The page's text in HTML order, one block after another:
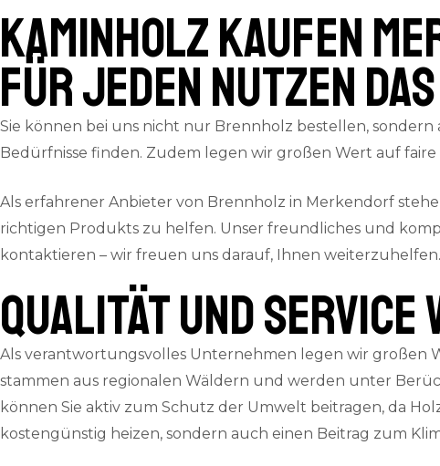
Kaminholz kaufen
für jeden Nutzen
Sie können bei uns nicht nur Brennholz bestellen,
Bedürfnisse finden. Zudem legen wir großen Wert auf
Als erfahrener Anbieter von Brennholz in Merkendorf
richtigen Produkts zu helfen. Unser freundliches und
kontaktieren – wir freuen uns darauf, Ihnen weiterzuhelfen.
QUALITÄT und
Als verantwortungsvolles Unternehmen legen wir großen
stammen aus regionalen Wäldern und werden unter
können Sie aktiv zum Schutz der Umwelt beitragen, da
kostengünstig heizen, sondern auch einen Beitrag zum